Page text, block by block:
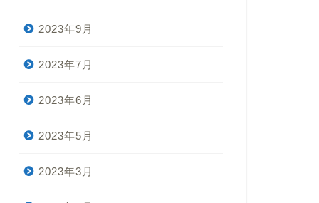
2023年9月
2023年7月
2023年6月
2023年5月
2023年3月